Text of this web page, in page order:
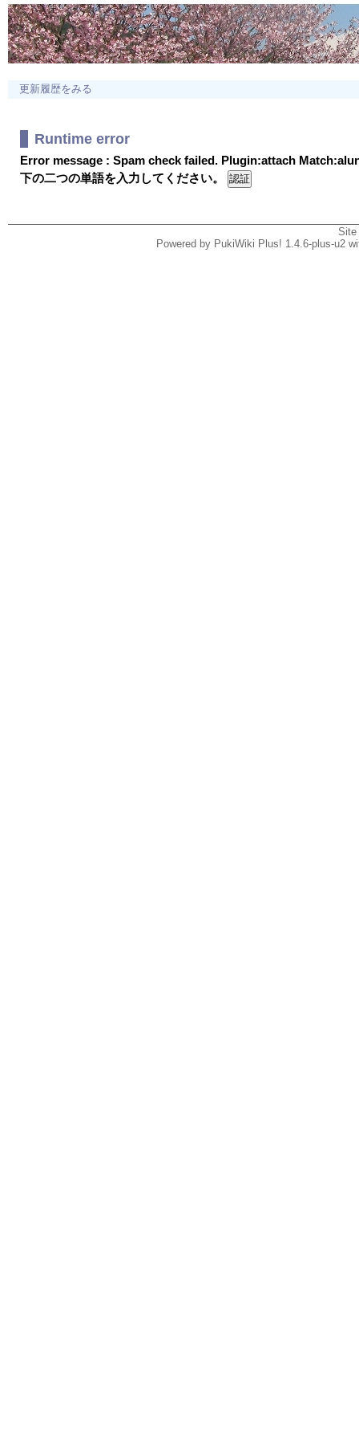
更新履歴をみる
Runtime error
Error message : Spam check failed. Plugin:attach
下の二つの単語を入力してください。
Powered by PukiWiki Plus! 1.4.6-plus-u2